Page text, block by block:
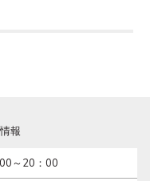
報
～20：00